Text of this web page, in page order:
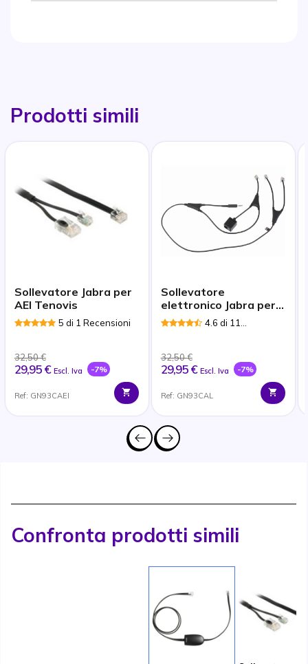
Prodotti simili
Sollevatore Jabra per
AEI Tenovis
5 di 1 Recensioni
32,50 €
29,95 € Escl. Iva -7%
Ref: GN93CAEI
Sollevatore
elettronico Jabra per
Alcatel 8/94.6 di 11
32,50 €
29,95 € Escl. Iva -7%
Ref: GN93CAL
Confronta prodotti simili